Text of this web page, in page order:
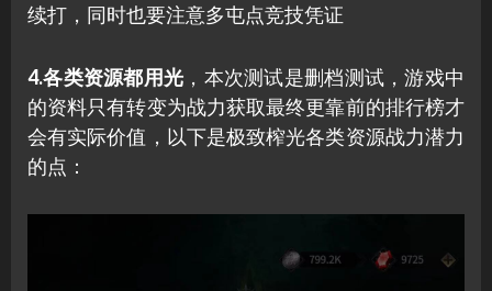
续打，同时也要注意多屯点竞技凭证
4.各类资源都用光 ，本次测试是删档测试，游戏中
的资料只有转变为战力获取最终更靠前的排行榜才
会有实际价值，以下是极致榨光各类资源战力潜力
的点：